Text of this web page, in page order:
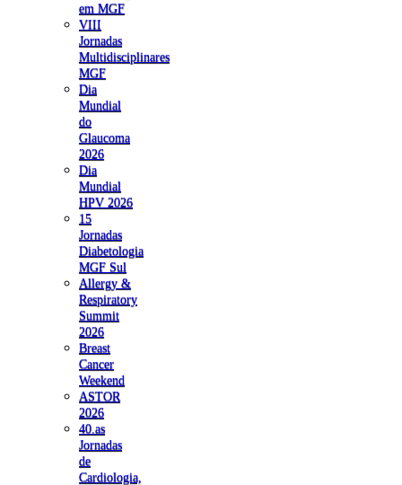
em MGF
VIII
Jornadas
Multidisciplinares
MGF
Dia
Mundial
do
Glaucoma
2026
Dia
Mundial
HPV 2026
15
Jornadas
Diabetologia
MGF Sul
Allergy &
Respiratory
Summit
2026
Breast
Cancer
Weekend
ASTOR
2026
40.as
Jornadas
de
Cardiologia,